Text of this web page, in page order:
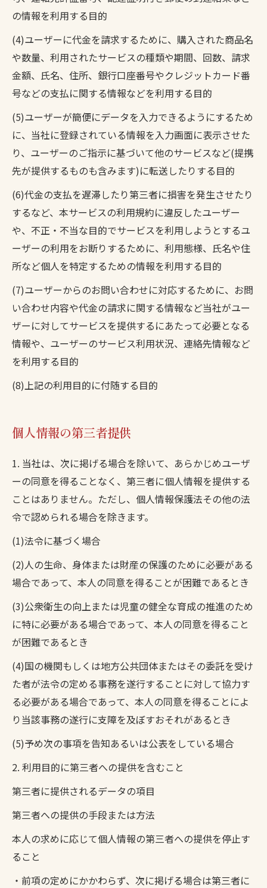
の情報を利用する目的
(4)ユーザーに代金を請求するために、購入された商品名
や数量、利用されたサービスの種類や期間、回数、請求
金額、氏名、住所、銀行口座番号やクレジットカード番
号などの支払に関する情報などを利用する目的
(5)ユーザーが簡便にデータを入力できるようにするため
に、当社に登録されている情報を入力画面に表示させた
り、ユーザーのご指示に基づいて他のサービスなど(提携
先が提供するものも含みます)に転送したりする目的
(6)代金の支払を遅滞したり第三者に損害を発生させたり
するなど、本サービスの利用規約に違反したユーザー
や、不正・不当な目的でサービスを利用しようとするユ
ーザーの利用をお断りするために、利用態様、氏名や住
所など個人を特定するための情報を利用する目的
(7)ユーザーからのお問い合わせに対応するために、お問
い合わせ内容や代金の請求に関する情報など当社がユー
ザーに対してサービスを提供するにあたって必要となる
情報や、ユーザーのサービス利用状況、連絡先情報など
を利用する目的
(8)上記の利用目的に付随する目的
個人情報の第三者提供
1. 当社は、次に掲げる場合を除いて、あらかじめユーザ
ーの同意を得ることなく、第三者に個人情報を提供する
ことはありません。ただし、個人情報保護法その他の法
令で認められる場合を除きます。
(1)法令に基づく場合
(2)人の生命、身体または財産の保護のために必要がある
場合であって、本人の同意を得ることが困難であるとき
(3)公衆衛生の向上または児童の健全な育成の推進のため
に特に必要がある場合であって、本人の同意を得ること
が困難であるとき
(4)国の機関もしくは地方公共団体またはその委託を受け
た者が法令の定める事務を遂行することに対して協力す
る必要がある場合であって、本人の同意を得ることによ
り当該事務の遂行に支障を及ぼすおそれがあるとき
(5)予め次の事項を告知あるいは公表をしている場合
2. 利用目的に第三者への提供を含むこと
第三者に提供されるデータの項目
第三者への提供の手段または方法
本人の求めに応じて個人情報の第三者への提供を停止す
ること
・前項の定めにかかわらず、次に掲げる場合は第三者に